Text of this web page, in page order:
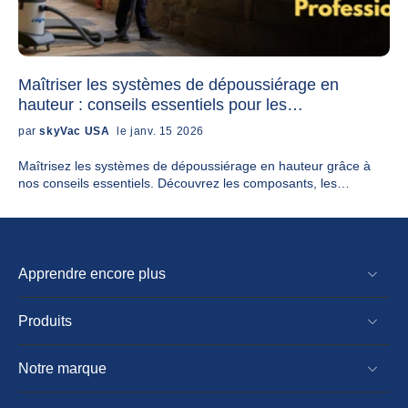
Maîtriser les systèmes de dépoussiérage en
hauteur : conseils essentiels pour les
professionnels
parskyVac USA le janv. 15 2026
Maîtrisez les systèmes de dépoussiérage en hauteur grâce à
nos conseils essentiels. Découvrez les composants, les
professionnels. Bénéficiez de conseils d'experts !
Apprendre encore plus
Produits
Notre marque